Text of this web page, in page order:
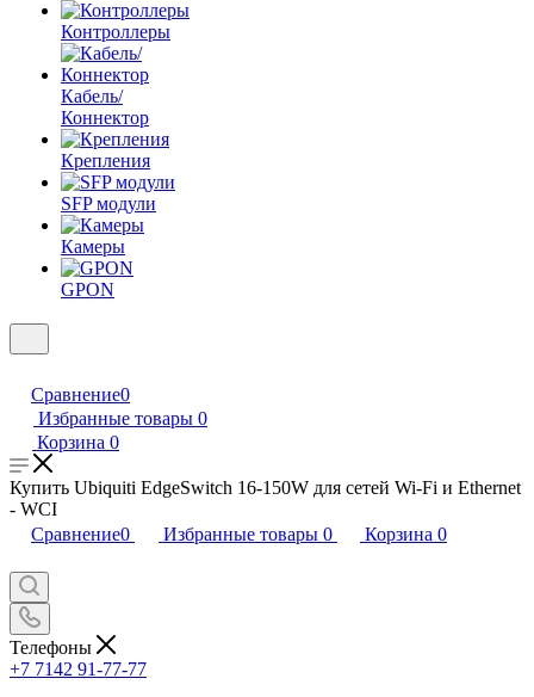
Контроллеры
Кабель/
Коннектор
Крепления
SFP модули
Камеры
GPON
Сравнение0
Избранные товары 0
Корзина 0
Купить Ubiquiti EdgeSwitch 16-150W для сетей Wi-Fi и Ethernet
- WCI
Сравнение0 Избранные товары 0 Корзина 0
Телефоны
+7 7142 91-77-77